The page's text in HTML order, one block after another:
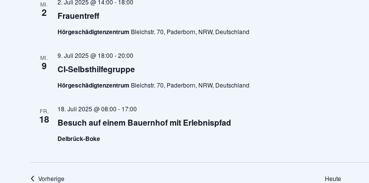
MI.
2 Frauentreff
2. Juli 2025 @ 14:00 - 18:00
Hörgeschädigtenzentrum Bleichstr. 70, Paderborn, NRW, Deutschland
MI.
9 CI-Selbsthilfegruppe
9. Juli 2025 @ 18:00 -20:00
Hörgeschädigtenzentrum Bleichstr. 70, Paderborn, NRW, Deutschland
FR.
18 Besuch auf einem Bauernhof mit Erlebnispfad
18. Juli 2025 @ 08:00 - 17:00
Delbrück-Boke
VorherigeVeranstaltungen Heute